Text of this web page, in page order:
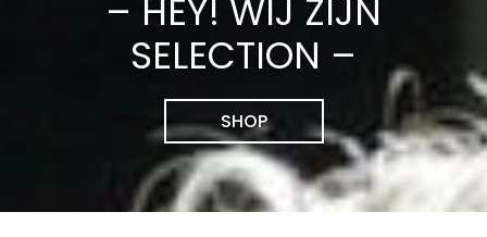
– HEY! WIJ ZIJN
SELECTION –
SHOP